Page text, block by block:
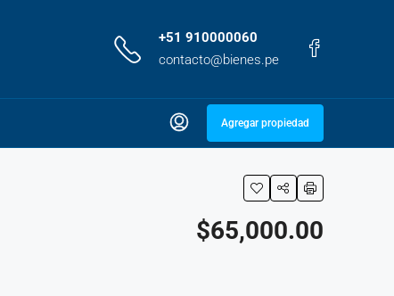
+51 910000060
contacto@bienes.pe
Agregar propiedad
$65,000.00